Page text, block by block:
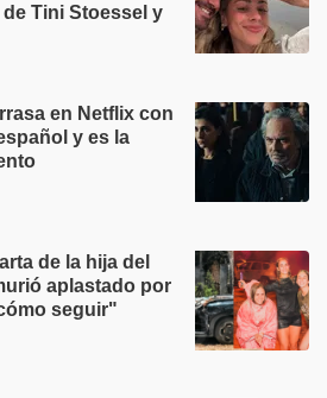
Tini Stoessel y
en Netflix con
y es la
de la hija del
aplastado por
seguir"